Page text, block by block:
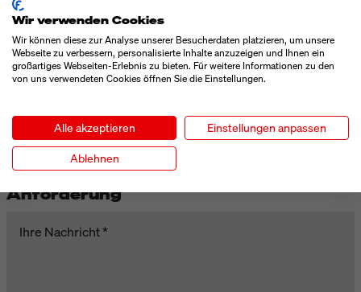
Nachname
E-Mail
Anforderung
Ihre Nachricht
Wir verwenden Cookies
Wir können diese zur Analyse unserer Besucherdaten platzieren, um unsere
Webseite zu verbessern, personalisierte Inhalte anzuzeigen und Ihnen ein
großartiges Webseiten-Erlebnis zu bieten. Für weitere Informationen zu den
von uns verwendeten Cookies öffnen Sie die Einstellungen.
Alle akzeptieren Einstellungen anpassen
Ablehnen